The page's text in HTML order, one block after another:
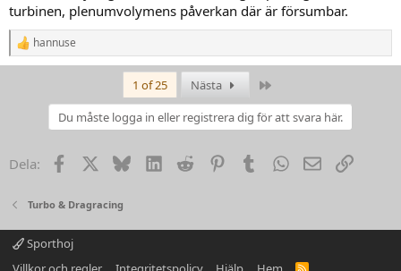
turbinen, plenumvolymens påverkan där är försumbar.
R
e
e
hannuse
1 of 25 Nästa
Du måste logga in eller registrera dig för att svara här.
Dela: Facebook BlueskyLinkedIn
Reddit PinterestTumblrWhatsApp
EmailLink
Turbo & Dragracing
Sporthoj
R